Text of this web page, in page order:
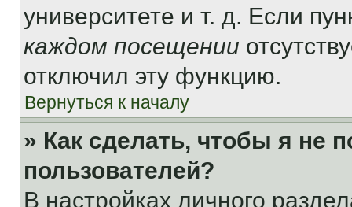
университете и т. д. Если
каждом посещении
отключил эту функцию.
Вернуться к началу
» Как сделать, чтобы я не
пользователей?
В настройках личного